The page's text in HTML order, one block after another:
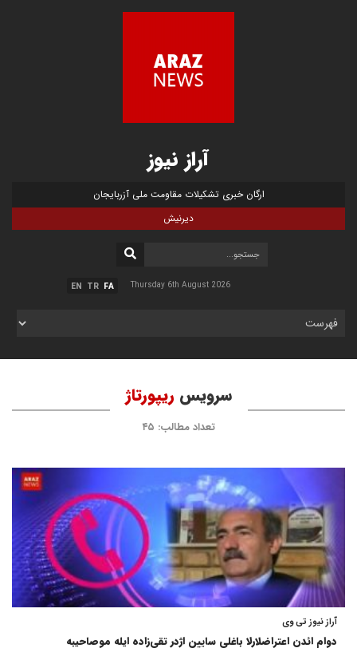
آراز نیوز
ارگان خبری تشکیلات مقاومت ملی آزربایجان
دیرنیش
FA
TR
EN Thursday 6th August 2026
سرویس ریپورتاژ
تعداد مطالب: ۴۵
آراز نیوز تی وی
دوام ائدن اعتراضلارلا باغلی سایین اژدر تقی‌زاده ایله موصاحیبه